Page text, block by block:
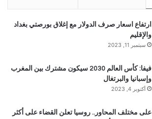
ارتفاع اسعار صرف الدولار مع إغلاق بورصتي بغداد
والإقليم
سبتمبر 11, 2023
فيفا: كأس العالم 2030 سيكون مشترك بين المغرب
وإسبانيا والبرتغال
أكتوبر 4, 2023
على مختلف المحاور.. روسيا تعلن القضاء على أكثر